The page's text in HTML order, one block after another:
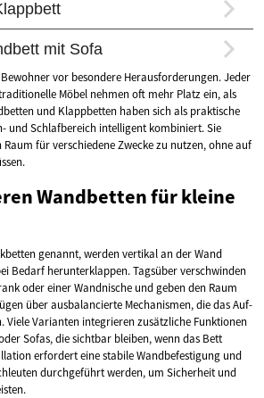
vor besondere Herausforderungen. Jeder
Möbel nehmen oft mehr Platz ein, als
und Klappbetten haben sich als praktische
und Schlafbereich intelligent kombiniert. Sie
für verschiedene Zwecke zu nutzen, ohne auf
Wandbetten für kleine
genannt, werden vertikal an der Wand
Bedarf herunterklappen. Tagsüber verschwinden
oder einer Wandnische und geben den Raum
über ausbalancierte Mechanismen, die das Auf-
Viele Varianten integrieren zusätzliche Funktionen
Sofas, die sichtbar bleiben, wenn das Bett
erfordert eine stabile Wandbefestigung und
durchgeführt werden, um Sicherheit und